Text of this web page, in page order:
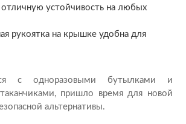
отличную устойчивость на любых
рукоятка на крышке удобна для
с одноразовыми бутылками и
пришло время для новой
альтернативы.